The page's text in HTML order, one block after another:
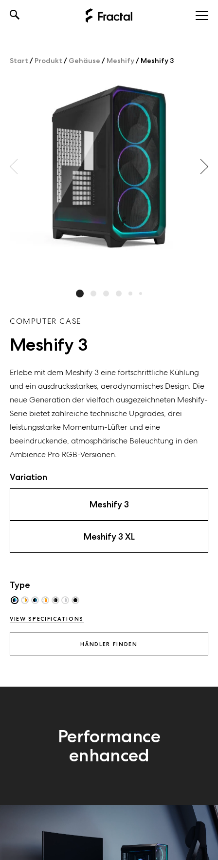
Start / Produkt / Gehäuse / Meshify/ Meshify 3
COMPUTER CASE
Meshify 3
Erlebe mit dem Meshify3 einefortschrittliche Kühlung
und einausdrucksstarkes, aerodynamisches Design. Die
neue Generation der vielfach ausgezeichneten Meshify-
Serie bietetzahlreichetechnische Upgrades, drei
leistungsstarke Momentum-Lüfter und eine
beeindruckende, atmosphärische Beleuchtung in den
Ambience Pro RGB-Versionen.
Variation
Meshify 3
Meshify 3 XL
Type
VIEW SPECIFICATIONS
HÄNDLER FINDEN
Performance
enhanced